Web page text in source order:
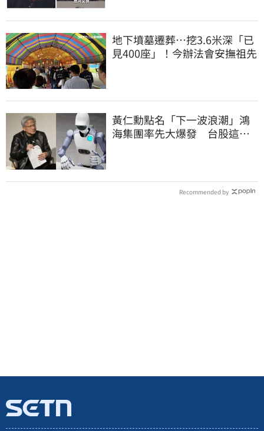
地下墳墓遷葬…挖3.6米深「已
見400座」！今辦法會安撫祖先
黃仁勳點名「下一波浪潮」鴻
海集團率先大爆發 台股這族
Recommended by